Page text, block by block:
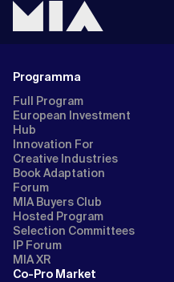
Programma
Full Program
European Investment
Hub
Innovation For
Creative Industries
Book Adaptation
Forum
MIA Buyers Club
Hosted Program
Selection Committees
IP Forum
MIA XR
Co-Pro Market